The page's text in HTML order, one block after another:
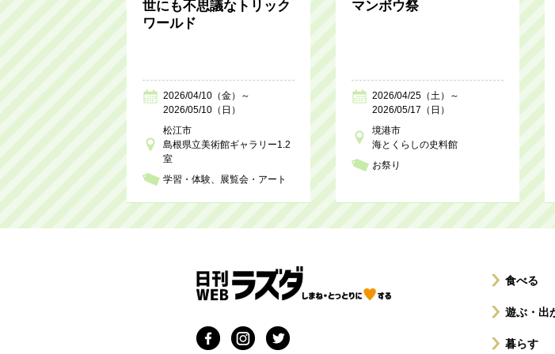
世にも不思議なトリック
ワールド
2026/04/10（金）～
2026/05/10（日）
松江市
島根県立美術館ギャラリー1.2
室
学習・体験
展覧会・アート
マンボウ祭
2026/04/25（土）～
2026/05/17（日）
境港市
海とくらしの史料館
お祭り
食べる
遊ぶ・出
暮らす